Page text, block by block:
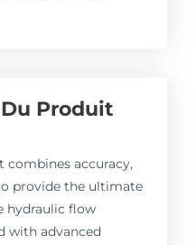
Produit
accuracy,
provide the ultimate
hydraulic flow
with advanced